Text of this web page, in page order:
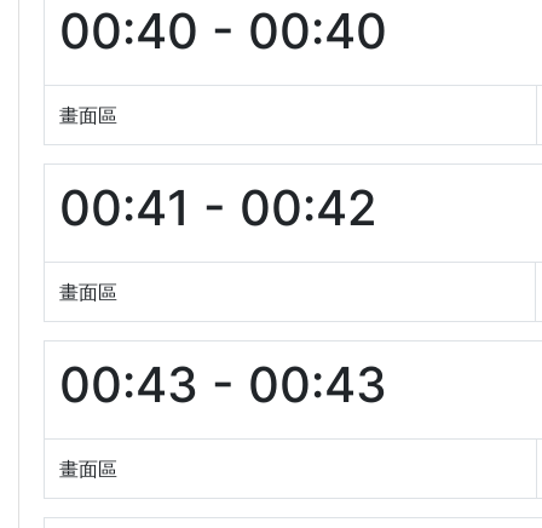
00:40 - 00:40
畫面區
00:41 - 00:42
畫面區
00:43 - 00:43
畫面區